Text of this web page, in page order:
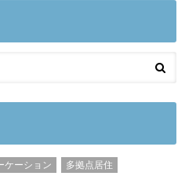
ケーション
多拠点居住